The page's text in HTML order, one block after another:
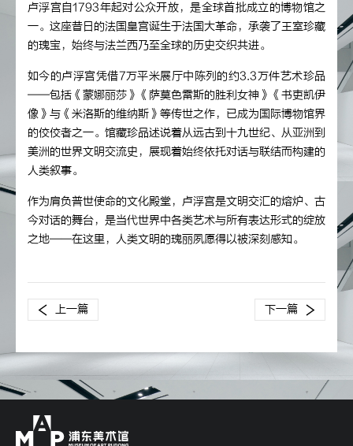
卢浮宫自1793年起对公众开放，是全球首批成立的博物馆之
一。这座昔日的法国皇宫诞生于法国大革命，承袭了王室珍藏
的瑰宝，始终与法兰西乃至全球的历史交织共进。
如今的卢浮宫凭借7万平米展厅中陈列的约3.3万件艺术珍品
——包括《蒙娜丽莎》《萨莫色雷斯的胜利女神》《书吏凯伊
像》与《米洛斯的维纳斯》等传世之作，已成为国际博物馆界
的佼佼者之一。馆藏珍品述说着从远古到十九世纪、从亚洲到
美洲的世界文明交流史，展现着始终依托对话与联结而构建的
人类叙事。
作为肩负普世使命的文化殿堂，卢浮宫是文明交汇的熔炉、古
今对话的舞台，是当代世界中各类艺术与所有表达形式的绽放
之地——在这里，人类文明的瑰丽夙愿得以被深刻感知。
上一篇 下一篇